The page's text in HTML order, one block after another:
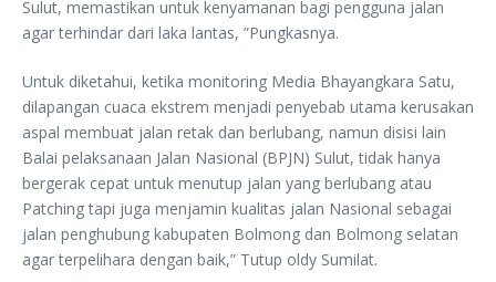
Sulut, memastikan untuk kenyamanan bagi pengguna jalan
agar terhindar dari laka lantas, ”Pungkasnya.
Untuk diketahui, ketika monitoring Media Bhayangkara Satu,
dilapangan cuaca ekstrem menjadi penyebab utama kerusakan
aspal membuat jalan retak dan berlubang, namun disisi lain
Balai pelaksanaan Jalan Nasional (BPJN) Sulut, tidak hanya
bergerak cepat untuk menutup jalan yang berlubang atau
Patching tapi juga menjamin kualitas jalan Nasional sebagai
jalan penghubung kabupaten Bolmong dan Bolmong selatan
agar terpelihara dengan baik,” Tutup oldy Sumilat.